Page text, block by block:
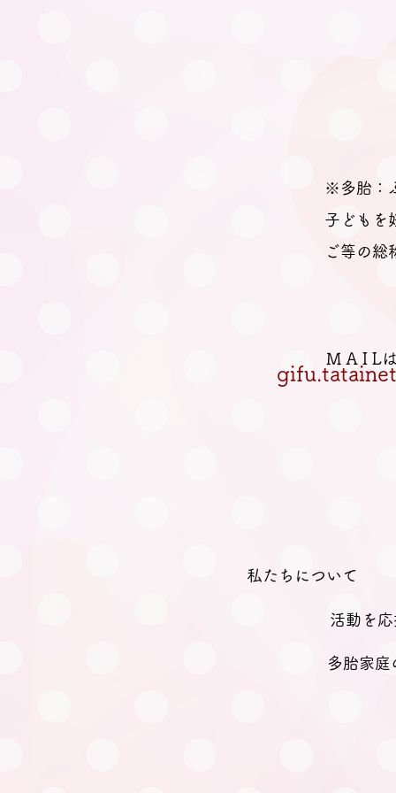
※多胎：
子どもを
ご等の総
M A I L
私たちについて
活動を
多胎家庭